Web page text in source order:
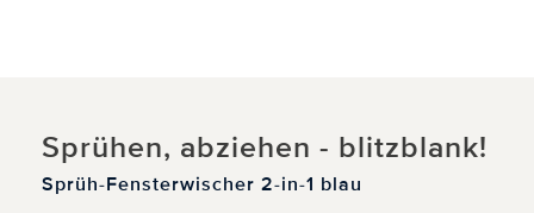
Sprühen, abziehen - blitzblank!
Sprüh-Fensterwischer 2-in-1 blau